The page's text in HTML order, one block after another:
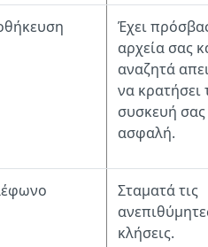
Έχει
αρχεία σας
αναζητά
να κρατήσει
συσκευή σας
ασφαλή.
Σταματά τις
κλήσεις.